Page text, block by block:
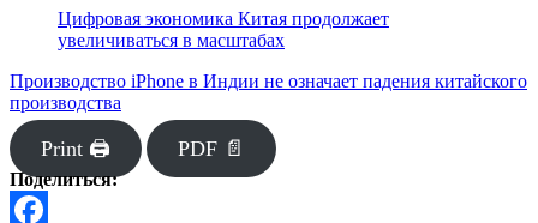
Цифровая экономика Китая продолжает
увеличиваться в масштабах
Производство iPhone в Индии не означает падения китайского
производства
Print 🖨 PDF 📄
Поделиться: